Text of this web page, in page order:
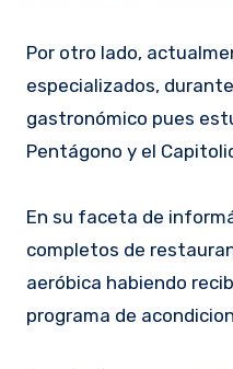
Por otro lado,
especializados,
gastronómico pues
Pentágono y el
En su faceta de
completos de
aeróbica habiendo
programa de